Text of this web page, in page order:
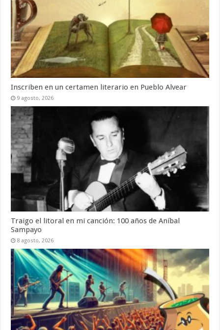
Inscriben en un certamen literario en Pueblo Alvear
9 agosto, 2026
Traigo el litoral en mi canción: 100 años de Aníbal
Sampayo
8 agosto, 2026